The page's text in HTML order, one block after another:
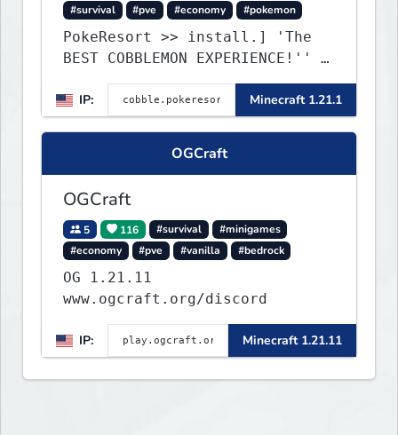
#survival
#pve #economy #pokemon
PokeResort >> install.] 'The
BEST COBBLEMON EXPERIENCE!'' -
TripAdvisor[❤
IP:
Minecraft 1.21.1
OGCraft
OGCraft
5 116 #survival
#minigames
#economy
#pve #vanilla #bedrock
OG 1.21.11
www.ogcraft.org/discord
IP: Minecraft 1.21.11